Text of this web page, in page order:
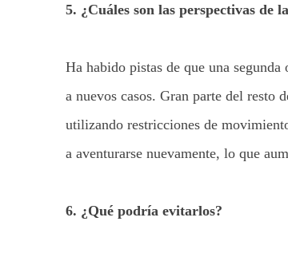
5. ¿Cuáles son las perspectivas de
Ha habido pistas de que una
a nuevos casos. Gran parte del resto
utilizando restricciones de
a aventurarse nuevamente, lo que
6. ¿Qué podría evitarlos?